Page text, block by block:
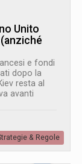
Unito
e fondi
dopo la
resta al
avanti
& Regole